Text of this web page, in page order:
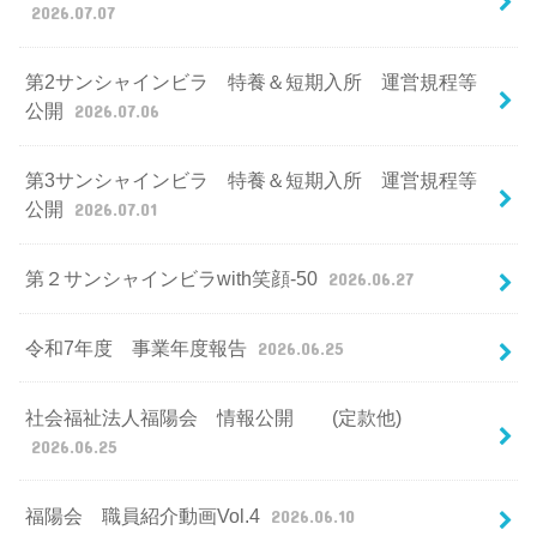
2026.07.07
第2サンシャインビラ 特養＆短期入所 運営規程等
公開
2026.07.06
第3サンシャインビラ 特養＆短期入所 運営規程等
公開
2026.07.01
第２サンシャインビラwith笑顔-50 2026.06.27
令和7年度 事業年度報告 2026.06.25
社会福祉法人福陽会 情報公開 (定款他)
2026.06.25
福陽会 職員紹介動画Vol.4 2026.06.10